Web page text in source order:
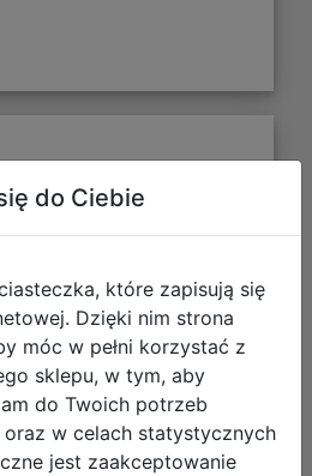
Zwierzaki Mini
do Ciebie
które zapisują się
Dzięki nim strona
móc w pełni korzystać z
sklepu, w tym, aby
do Twoich potrzeb
w celach statystycznych
jest zaakceptowanie